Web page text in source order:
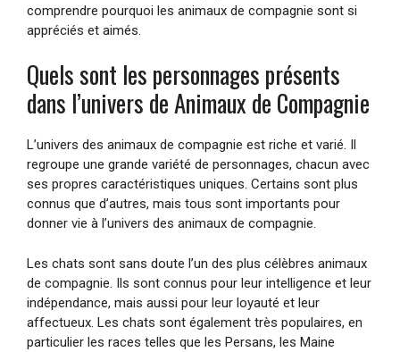
comprendre pourquoi les animaux de compagnie sont si
appréciés et aimés.
Quels sont les personnages présents
dans l’univers de Animaux de Compagnie
L’univers des animaux de compagnie est riche et varié. Il
regroupe une grande variété de personnages, chacun avec
ses propres caractéristiques uniques. Certains sont plus
connus que d’autres, mais tous sont importants pour
donner vie à l’univers des animaux de compagnie.
Les chats sont sans doute l’un des plus célèbres animaux
de compagnie. Ils sont connus pour leur intelligence et leur
indépendance, mais aussi pour leur loyauté et leur
affectueux. Les chats sont également très populaires, en
particulier les races telles que les Persans, les Maine